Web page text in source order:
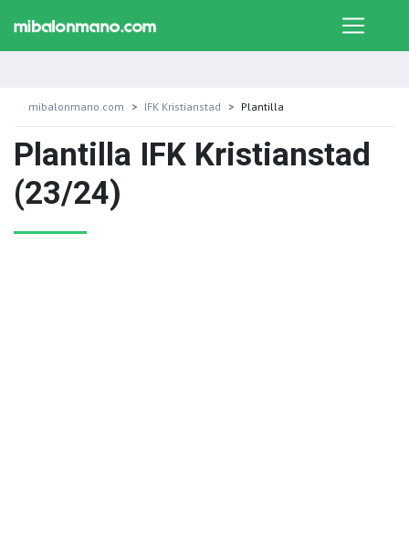
mibalonmano.com IFK Kristianstad Plantilla
Plantilla IFK Kristianstad
(23/24)